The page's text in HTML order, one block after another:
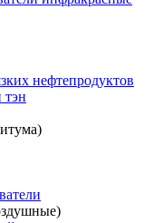
нефтепродуктов
тэн